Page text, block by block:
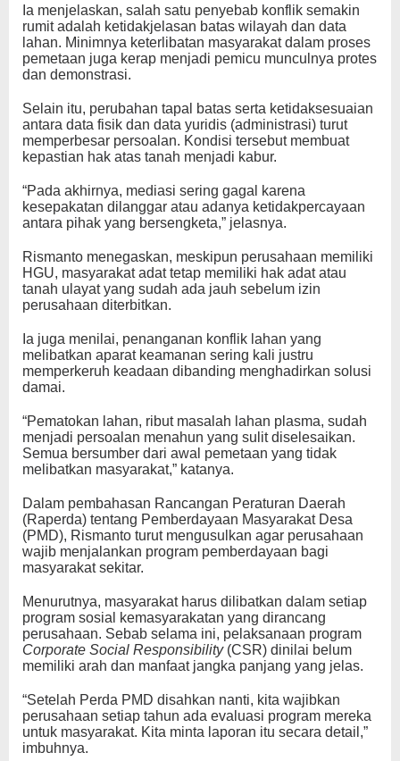
Ia menjelaskan, salah satu penyebab konflik semakin
rumit adalah ketidakjelasan batas wilayah dan data
lahan. Minimnya keterlibatan masyarakat dalam proses
pemetaan juga kerap menjadi pemicu munculnya protes
dan demonstrasi.
Selain itu, perubahan tapal batas serta ketidaksesuaian
antara data fisik dan data yuridis (administrasi) turut
memperbesar persoalan. Kondisi tersebut membuat
kepastian hak atas tanah menjadi kabur.
“Pada akhirnya, mediasi sering gagal karena
kesepakatan dilanggar atau adanya ketidakpercayaan
antara pihak yang bersengketa,” jelasnya.
Rismanto menegaskan, meskipun perusahaan memiliki
HGU, masyarakat adat tetap memiliki hak adat atau
tanah ulayat yang sudah ada jauh sebelum izin
perusahaan diterbitkan.
Ia juga menilai, penanganan konflik lahan yang
melibatkan aparat keamanan sering kali justru
memperkeruh keadaan dibanding menghadirkan solusi
damai.
“Pematokan lahan, ribut masalah lahan plasma, sudah
menjadi persoalan menahun yang sulit diselesaikan.
Semua bersumber dari awal pemetaan yang tidak
melibatkan masyarakat,” katanya.
Dalam pembahasan Rancangan Peraturan Daerah
(Raperda) tentang Pemberdayaan Masyarakat Desa
(PMD), Rismanto turut mengusulkan agar perusahaan
wajib menjalankan program pemberdayaan bagi
masyarakat sekitar.
Menurutnya, masyarakat harus dilibatkan dalam setiap
program sosial kemasyarakatan yang dirancang
perusahaan. Sebab selama ini, pelaksanaan program
Corporate Social Responsibility(CSR) dinilai belum
memiliki arah dan manfaat jangka panjang yang jelas.
“Setelah Perda PMD disahkan nanti, kita wajibkan
perusahaan setiap tahun ada evaluasi program mereka
untuk masyarakat. Kita minta laporan itu secara detail,”
imbuhnya.